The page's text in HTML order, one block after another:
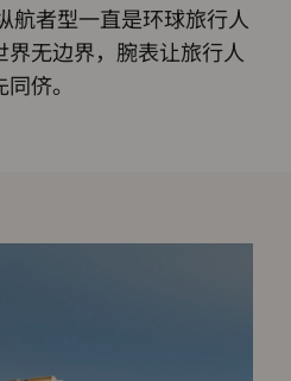
航者型一直是环球旅行人
无边界，腕表让旅行人
侪。